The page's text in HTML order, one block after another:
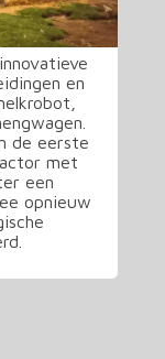
en
de eerste
met
een
opnieuw